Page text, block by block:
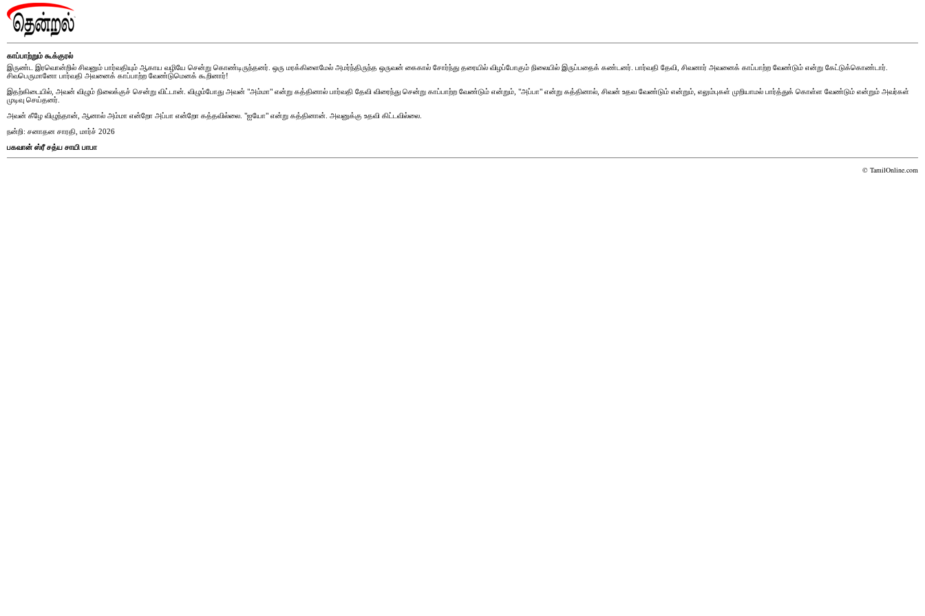
காப்பாற்றும் கூக்குரல்
இருண்ட இரவொன்றில் சிவனும் பார்வதியும் ஆகாய வழியே சென்று கொண்டிருந்தனர். ஒரு மரக்கிளைமேல் அமர்ந்திருந்த ஒருவன் கைகால் சோர்ந்து தரையில் விழப்போகும் நிலையில் இருப்பதைக் கண்டனர். பார்வதி தேவி, சிவனார் அவனைக் காப்பாற்ற வேண்டும் என்று கேட்டுக்கொண்டார்.
சிவபெருமானோ பார்வதி அவனைக் காப்பாற்ற வேண்டுமெனக் கூறினார்!
இதற்கிடையில், அவன் விழும் நிலைக்குச் சென்று விட்டான். விழும்போது அவன் "அம்மா" என்று கத்தினால் பார்வதி தேவி விரைந்து சென்று காப்பாற்ற வேண்டும் என்றும், "அப்பா" என்று கத்தினால், சிவன் உதவ வேண்டும் என்றும், எலும்புகள் முறியாமல் பார்த்துக் கொள்ள வேண்டும் என்றும் அவர்கள்
முடிவு செய்தனர்.
அவன் கீழே விழுந்தான், ஆனால் அம்மா என்றோ அப்பா என்றோ கத்தவில்லை. "ஐயோ" என்று கத்தினான். அவனுக்கு உதவி கிட்டவில்லை.
நன்றி: சனாதன சாரதி, மார்ச் 2026
பகவான் ஸ்ரீ சத்ய சாயி பாபா
© TamilOnline.com